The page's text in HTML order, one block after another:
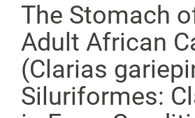
The Stomach
Adult African
(Clarias
Siluriformes: